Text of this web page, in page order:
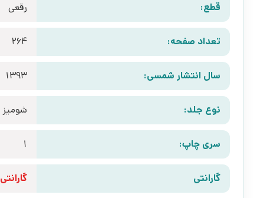
قطع: رقعی
تعداد صفحه: 264
سال انتشار شمسی: 1393
نوع جلد: شومیز
سری چاپ: 1
گارانتی گارانتی 10 روزه سلامت فیزیکی کتاب